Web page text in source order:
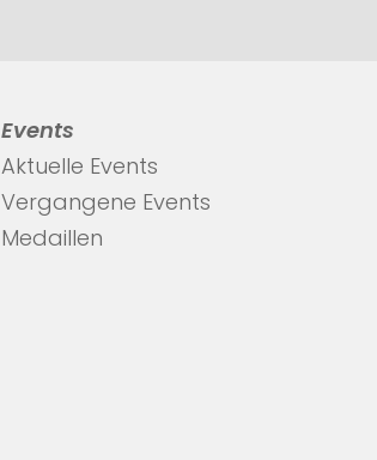
Events
Aktuelle Events
Vergangene Events
Medaillen